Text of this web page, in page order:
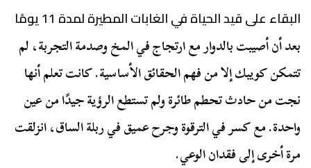
البقاء على قيد الحياة في الغابات المطيرة لمدة 11 يومًا
بعد أن أصيبت بالدوار مع ارتجاج في المخ وصدمة التجربة، لم
تتمكن كويبك إلا من فهم الحقائق الأساسية. كانت تعلم أنها
نجت من حادث تحطم طائرة ولم تستطع الرؤية جيدًا من عين
واحدة. مع كسر في الترقوة وجرح عميق في ربلة الساق، انزلقت
مرة أخرى إلى فقدان الوعي.